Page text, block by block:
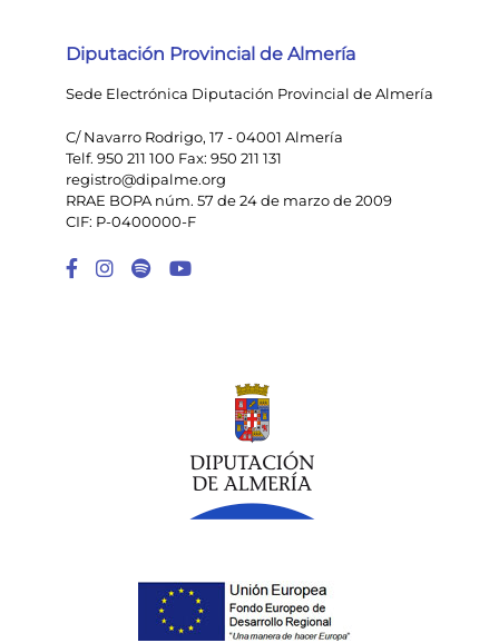
Diputación Provincial de Almería
Sede Electrónica Diputación Provincial de Almería
C/ Navarro Rodrigo, 17 - 04001 Almería
Telf. 950 211 100 Fax: 950 211 131
registro@dipalme.org
RRAE BOPA núm. 57 de 24 de marzo de 2009
CIF: P-0400000-F
Enlace a Facebook
Enlace a Instagram
Enlace a Spotify Playlist
Enlace a Youtube